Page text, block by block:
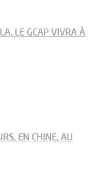
LE GCAP VIVRA À
EN CHINE, AU